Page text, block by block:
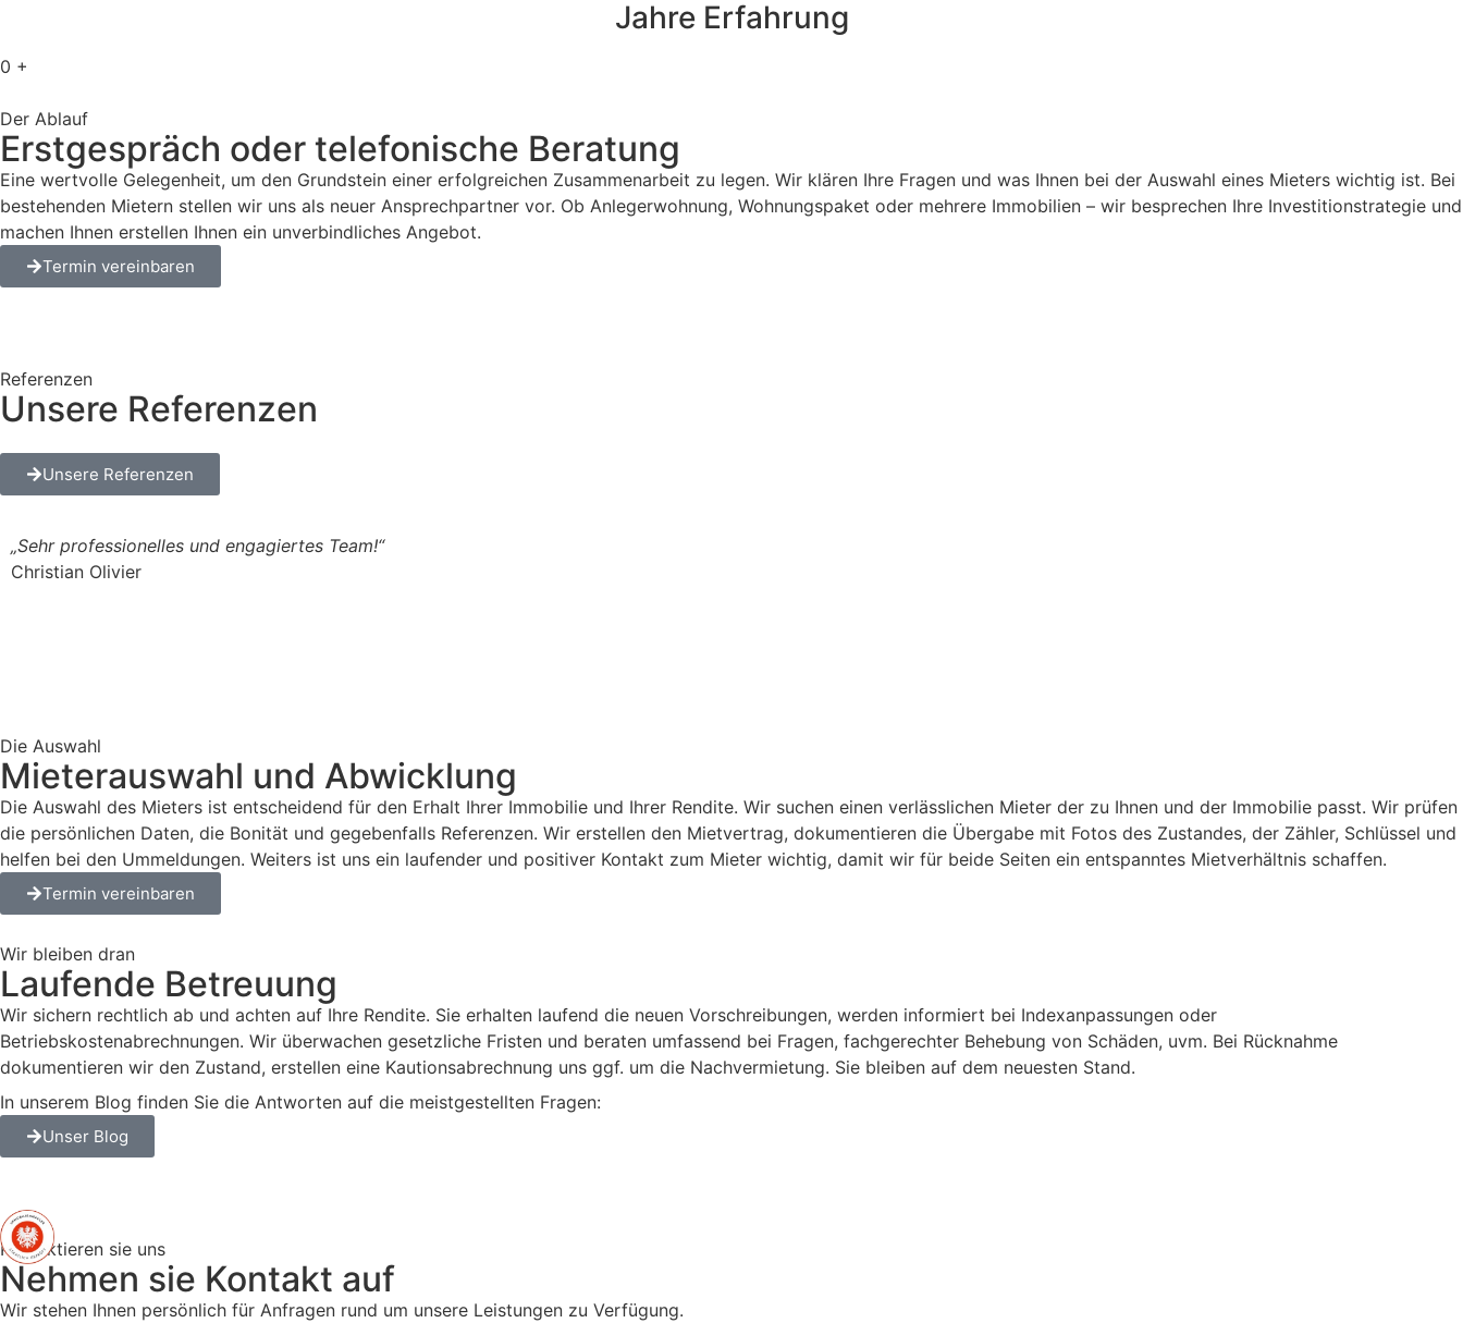
Jahre Erfahrung
0 +
Der Ablauf
Erstgespräch oder telefonische Beratung
Eine wertvolle Gelegenheit, um den Grundstein einer erfolgreichen Zusammenarbeit zu legen. Wir klären Ihre Fragen und was Ihnen bei der Auswahl eines Mieters wichtig ist. Bei
bestehenden Mietern stellen wir uns als neuer Ansprechpartner vor. Ob Anlegerwohnung, Wohnungspaket oder mehrere Immobilien – wir besprechen Ihre Investitionstrategie und
machen Ihnen erstellen Ihnen ein unverbindliches Angebot.
Termin vereinbaren
Referenzen
Unsere Referenzen
Unsere Referenzen
„Sehr professionelles und engagiertes Team!“
Christian Olivier
Die Auswahl
Mieterauswahl und Abwicklung
Die Auswahl des Mieters ist entscheidend für den Erhalt Ihrer Immobilie und Ihrer Rendite. Wir suchen einen verlässlichen Mieter der zu Ihnen und der Immobilie passt. Wir prüfen
die persönlichen Daten, die Bonität und gegebenfalls Referenzen. Wir erstellen den Mietvertrag, dokumentieren die Übergabe mit Fotos des Zustandes, der Zähler, Schlüssel und
helfen bei den Ummeldungen. Weiters ist uns ein laufender und positiver Kontakt zum Mieter wichtig, damit wir für beide Seiten ein entspanntes Mietverhältnis schaffen.
Termin vereinbaren
Wir bleiben dran
Laufende Betreuung
Wir sichern rechtlich ab und achten auf Ihre Rendite. Sie erhalten laufend die neuen Vorschreibungen, werden informiert bei Indexanpassungen oder
Betriebskostenabrechnungen. Wir überwachen gesetzliche Fristen und beraten umfassend bei Fragen, fachgerechter Behebung von Schäden, uvm. Bei Rücknahme
dokumentieren wir den Zustand, erstellen eine Kautionsabrechnung uns ggf. um die Nachvermietung. Sie bleiben auf dem neuesten Stand.
In unserem Blog finden Sie die Antworten auf die meistgestellten Fragen:
Unser Blog
Kontaktieren sie uns
Nehmen sie Kontakt auf
Wir stehen Ihnen persönlich für Anfragen rund um unsere Leistungen zu Verfügung.